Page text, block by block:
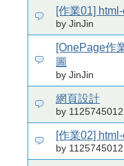
[作業01]
by JinJin
[OnePage作
圖
by JinJin
網頁設計
by 1125745012
[作業02]
by 1125745012